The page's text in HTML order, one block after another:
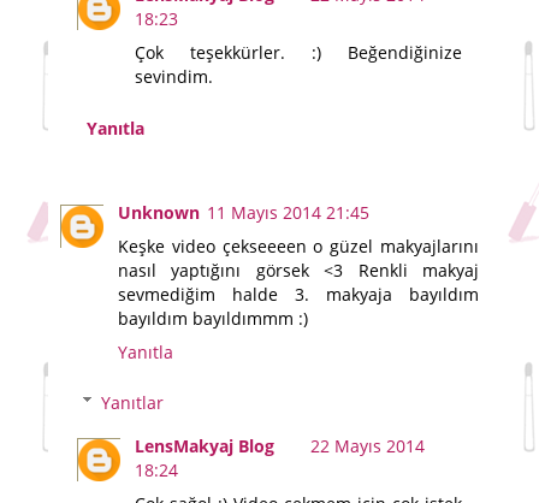
18:23
Çok teşekkürler. :) Beğendiğinize
sevindim.
Yanıtla
Unknown 11 Mayıs 2014 21:45
Keşke video çekseeeen o güzel makyajlarını
nasıl yaptığını görsek <3 Renkli makyaj
sevmediğim halde 3. makyaja bayıldım
bayıldım bayıldımmm :)
Yanıtla
Yanıtlar
LensMakyaj Blog
22 Mayıs 2014
18:24